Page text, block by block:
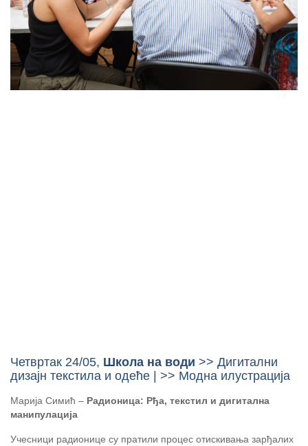
Четвртак 24/05, Школа на води >> Дигитални
дизајн текстила и одеће | >> Модна илустрација
Марија Симић – Радионица: Рђа, текстил и дигитална
манипулација
Учесници радионице су пратили процес отискивања зарђалих